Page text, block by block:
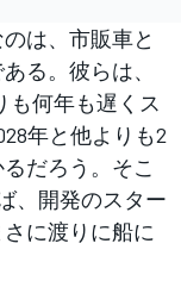
は、市販車と
る。彼らは、
も何年も遅くス
年と他よりも2
だろう。そこ
、開発のスター
に渡りに船に